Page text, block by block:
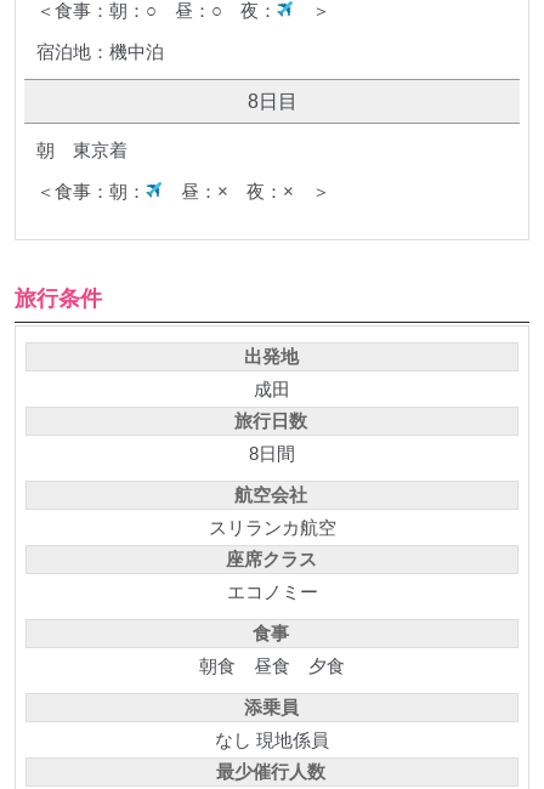
＜食事：朝：○ 昼：○ 夜：
＞
宿泊地：機中泊
8日目
朝 東京着
＜食事：朝：
昼：× 夜：× ＞
旅行条件
出発地
成田
旅行日数
8日間
航空会社
スリランカ航空
座席クラス
エコノミー
食事
朝食 昼食 夕食
添乗員
なし 現地係員
最少催行人数